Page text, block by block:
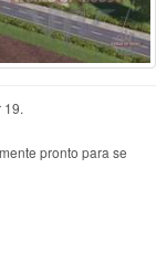
19.
pronto para se